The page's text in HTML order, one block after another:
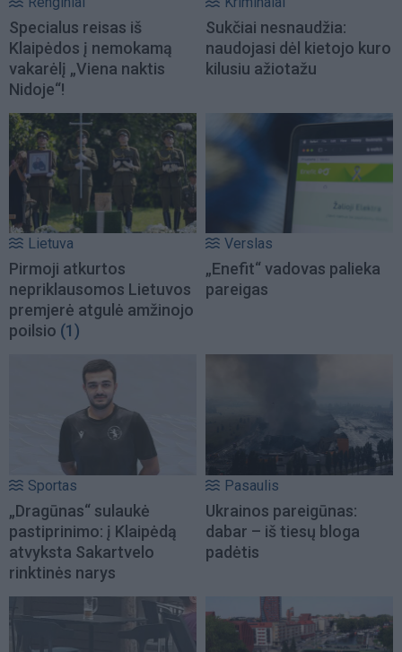
Specialus reisas iš
Klaipėdos į nemokamą
vakarėlį „Viena naktis
Nidoje“!
Sukčiai nesnaudžia:
naudojasi dėl kietojo kuro
kilusiu ažiotažu
Lietuva
Pirmoji atkurtos
nepriklausomos Lietuvos
premjerė atgulė amžinojo
poilsio (1)
Verslas
„Enefit“ vadovas palieka
pareigas
Sportas
„Dragūnas“ sulaukė
pastiprinimo: į Klaipėdą
atvyksta Sakartvelo
rinktinės narys
Pasaulis
Ukrainos pareigūnas:
dabar – iš tiesų bloga
padėtis